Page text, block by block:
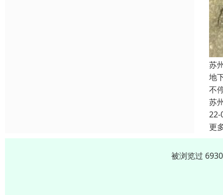
苏
地
不
苏
22-
更
被浏览过